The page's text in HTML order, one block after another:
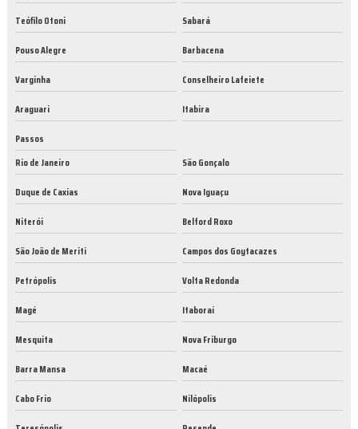
Teófilo Otoni
Sabará
Pouso Alegre
Barbacena
Varginha
Conselheiro Lafeiete
Araguari
Itabira
Passos
Rio de Janeiro
São Gonçalo
Duque de Caxias
Nova Iguaçu
Niterói
Belford Roxo
São João de Meriti
Campos dos Goytacazes
Petrópolis
Volta Redonda
Magé
Itaboraí
Mesquita
Nova Friburgo
Barra Mansa
Macaé
Cabo Frio
Nilópolis